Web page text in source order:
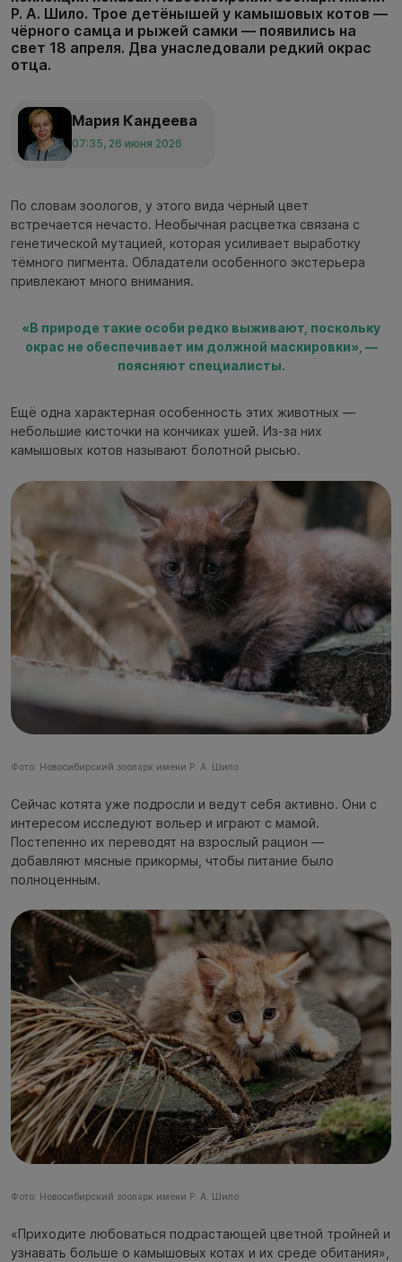
Р. А. Шило. Трое детёнышей у камышовых котов —
чёрного самца и рыжей самки — появились на
свет 18 апреля. Два унаследовали редкий окрас
отца.
Мария Кандеева
07:35, 26 июня 2026
По словам зоологов, у этого вида чёрный цвет
встречается нечасто. Необычная расцветка связана с
генетической мутацией, которая усиливает выработку
тёмного пигмента. Обладатели особенного экстерьера
привлекают много внимания.
«В природе такие особи редко выживают, поскольку
окрас не обеспечивает им должной маскировки», —
поясняют специалисты.
Ещё одна характерная особенность этих животных —
небольшие кисточки на кончиках ушей. Из-за них
камышовых котов называют болотной рысью.
Фото: Новосибирский зоопарк имени Р. А. Шило
Сейчас котята уже подросли и ведут себя активно. Они с
интересом исследуют вольер и играют с мамой.
Постепенно их переводят на взрослый рацион —
добавляют мясные прикормы, чтобы питание было
полноценным.
Фото: Новосибирский зоопарк имени Р. А. Шило
«Приходите любоваться подрастающей цветной тройней и
узнавать больше о камышовых котах и их среде обитания»,